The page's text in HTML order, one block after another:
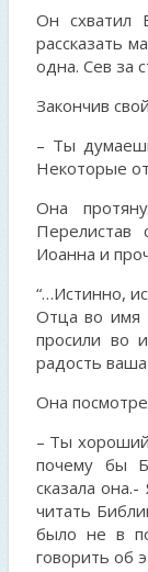
Он схватил
рассказать
одна. Сев за
Закончив
– Ты
Некоторые
Она
Перелистав
Иоанна и
“…Истинно,
Отца во имя
просили во
радость
Она
– Ты
почему бы
сказала
читать
было не в
говорить об